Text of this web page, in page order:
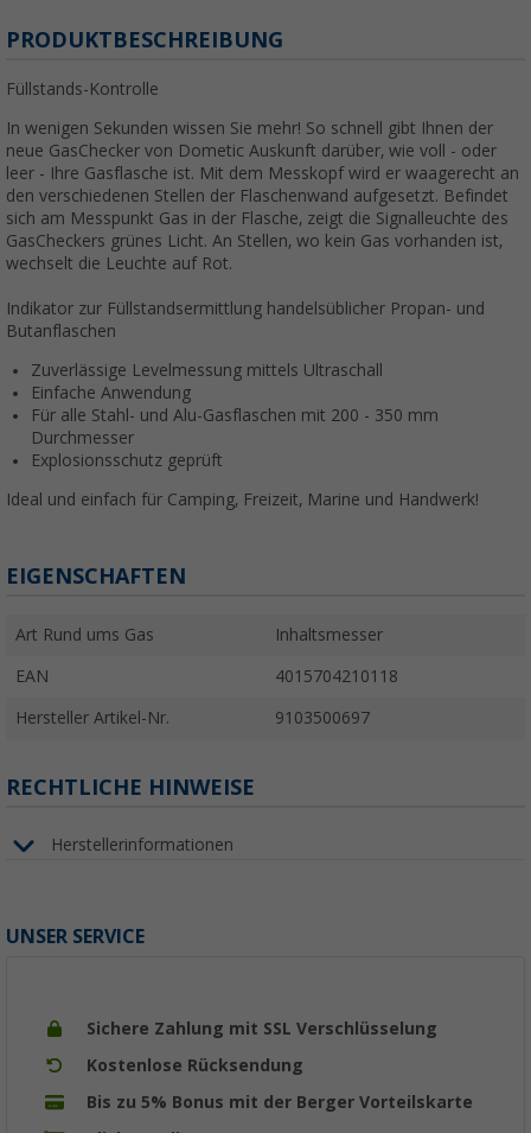
PRODUKTBESCHREIBUNG
Füllstands-Kontrolle
In wenigen Sekunden wissen Sie mehr! So schnell gibt Ihnen der
neue GasChecker von Dometic Auskunft darüber, wie voll - oder
leer - Ihre Gasflasche ist. Mit dem Messkopf wird er waagerecht an
den verschiedenen Stellen der Flaschenwand aufgesetzt. Befindet
sich am Messpunkt Gas in der Flasche, zeigt die Signalleuchte des
GasCheckers grünes Licht. An Stellen, wo kein Gas vorhanden ist,
wechselt die Leuchte auf Rot.
Indikator zur Füllstandsermittlung handelsüblicher Propan- und
Butanflaschen
Zuverlässige Levelmessung mittels Ultraschall
Einfache Anwendung
Für alle Stahl- und Alu-Gasflaschen mit 200 - 350 mm
Durchmesser
Explosionsschutz geprüft
Ideal und einfach für Camping, Freizeit, Marine und Handwerk!
EIGENSCHAFTEN
Art Rund ums Gas Inhaltsmesser
EAN 4015704210118
Hersteller Artikel-Nr. 9103500697
RECHTLICHE HINWEISE
Herstellerinformationen
UNSER SERVICE
Sichere Zahlung mit SSL Verschlüsselung
Kostenlose Rücksendung
Bis zu 5% Bonus mit der Berger Vorteilskarte